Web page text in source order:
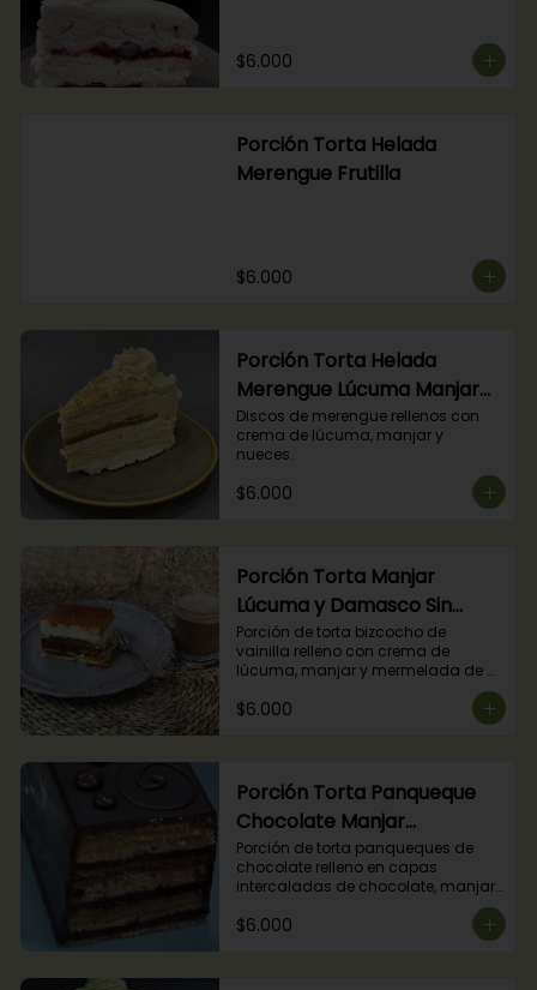
$6.000
Porción Torta Helada
Merengue Frutilla
$6.000
Porción Torta Helada
Merengue Lúcuma Manjar
Nuez
Discos de merengue rellenos con
crema de lúcuma, manjar y
nueces.
$6.000
Porción Torta Manjar
Lúcuma y Damasco Sin
Azúcar
Porción de torta bizcocho de
vainilla relleno con crema de
lúcuma, manjar y mermelada de
diabéticos).
$6.000
Porción Torta Panqueque
Chocolate Manjar
Frambuesa
Porción de torta panqueques de
chocolate relleno en capas
intercaladas de chocolate, manjar
$6.000